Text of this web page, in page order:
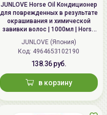
JUNLOVE Horse Oil Кондиционер
для поврежденных в результате
окрашивания и химической
завивки волос | 1000мл | Horse
Oil Conditioner
JUNLOVE (Япония)
Код: 4964653102190
138.36 руб.
в корзину